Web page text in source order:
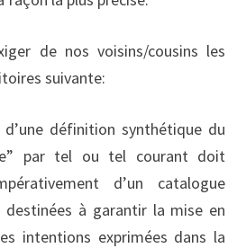
de nos voisins/cousins les
suivante:
définition synthétique du
par tel ou tel courant doit
d’un catalogue
destinées à garantir la mise en
intentions exprimées dans la